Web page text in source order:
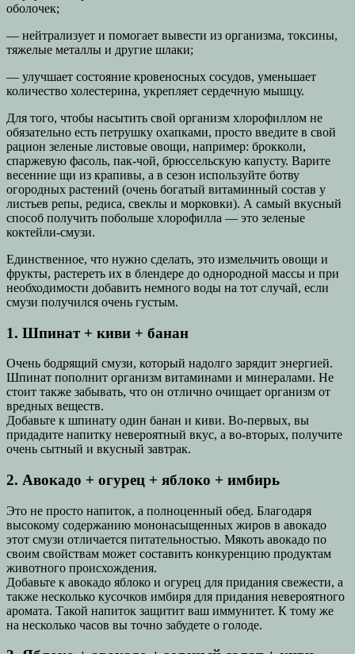
оболочек;
— нейтрализует и помогает вывести из организма, токсины,
тяжелые металлы и другие шлаки;
— улучшает состояние кровеносных сосудов, уменьшает
количество холестерина, укрепляет сердечную мышцу.
Для того, чтобы насытить свой организм хлорофиллом не
обязательно есть петрушку охапками, просто введите в свой
рацион зеленые листовые овощи, например: брокколи,
спаржевую фасоль, пак-чой, брюссельскую капусту. Варите
весенние щи из крапивы, а в сезон используйте ботву
огородных растений (очень богатый витаминный состав у
листьев репы, редиса, свеклы и морковки). А самый вкусный
способ получить побольше хлорофилла — это зеленые
коктейли-смузи.
Единственное, что нужно сделать, это измельчить овощи и
фрукты, растереть их в блендере до однородной массы и при
необходимости добавить немного воды на тот случай, если
смузи получился очень густым.
1. Шпинат + киви + банан
Очень бодрящий смузи, который надолго зарядит энергией.
Шпинат пополнит организм витаминами и минералами. Не
стоит также забывать, что он отлично очищает организм от
вредных веществ.
Добавьте к шпинату один банан и киви. Во-первых, вы
придадите напитку невероятный вкус, а во-вторых, получите
очень сытный и вкусный завтрак.
2. Авокадо + огурец + яблоко + имбирь
Это не просто напиток, а полноценный обед. Благодаря
высокому содержанию мононасыщенных жиров в авокадо
этот смузи отличается питательностью. Мякоть авокадо по
своим свойствам может составить конкуренцию продуктам
животного происхождения.
Добавьте к авокадо яблоко и огурец для придания свежести, а
также несколько кусочков имбиря для придания невероятного
аромата. Такой напиток защитит ваш иммунитет. К тому же
на несколько часов вы точно забудете о голоде.